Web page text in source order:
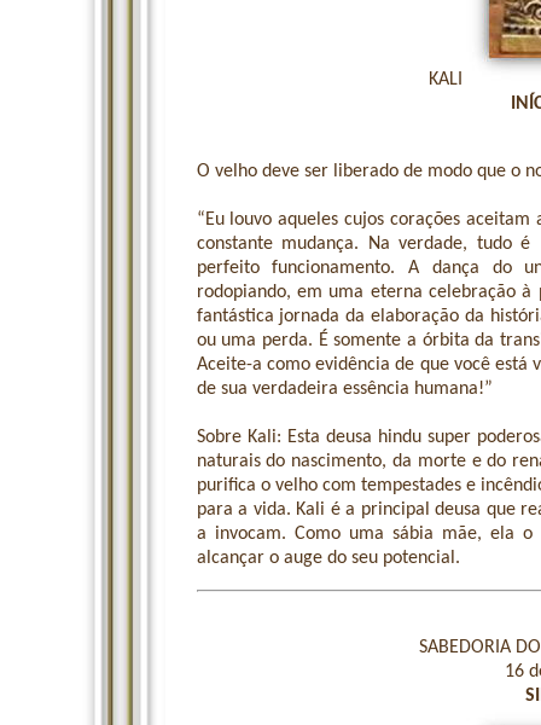
KALI
O velho deve ser liberado de modo que o
“Eu louvo aqueles cujos corações
constante mudança. Na verdade, tudo
perfeito funcionamento. A dança do
rodopiando, em uma eterna celebração
fantástica jornada da elaboração da
ou uma perda. É somente a órbita da
Aceite-a como evidência de que você está
de sua verdadeira essência humana!”
Sobre Kali: Esta deusa hindu super
naturais do nascimento, da morte e do
purifica o velho com tempestades e
para a vida. Kali é a principal deusa que
a invocam. Como uma sábia mãe, ela
alcançar o auge do seu potencial.
SABEDORIA
16